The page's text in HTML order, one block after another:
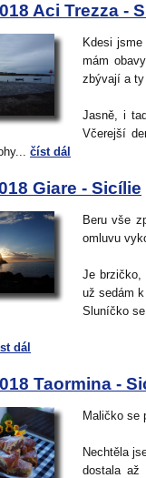
Aci Trezza -
Kdesi
mám
zbývají a ty
Jasně, i
Včerejší
číst dál
Giare - Sicílie
Beru vše
omluvu
Je brzičko,
už sedám
Sluníčko
dál
Taormina -
Maličko se
Nechtěla
dostala až